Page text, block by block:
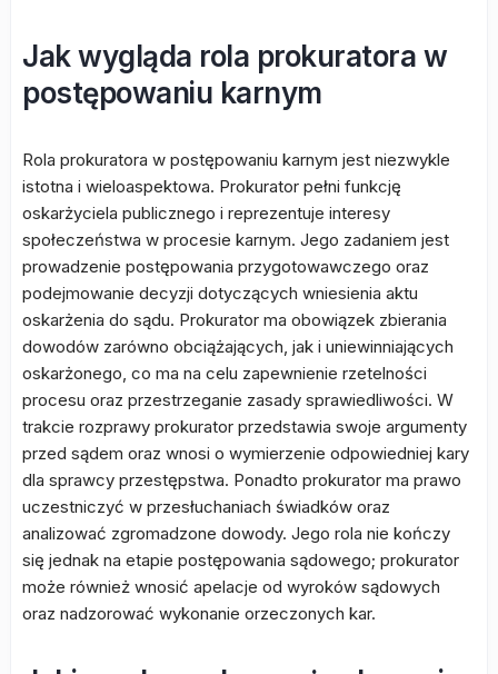
Jak wygląda rola prokuratora w
postępowaniu karnym
Rola prokuratora w postępowaniu karnym jest niezwykle
istotna i wieloaspektowa. Prokurator pełni funkcję
oskarżyciela publicznego i reprezentuje interesy
społeczeństwa w procesie karnym. Jego zadaniem jest
prowadzenie postępowania przygotowawczego oraz
podejmowanie decyzji dotyczących wniesienia aktu
oskarżenia do sądu. Prokurator ma obowiązek zbierania
dowodów zarówno obciążających, jak i uniewinniających
oskarżonego, co ma na celu zapewnienie rzetelności
procesu oraz przestrzeganie zasady sprawiedliwości. W
trakcie rozprawy prokurator przedstawia swoje argumenty
przed sądem oraz wnosi o wymierzenie odpowiedniej kary
dla sprawcy przestępstwa. Ponadto prokurator ma prawo
uczestniczyć w przesłuchaniach świadków oraz
analizować zgromadzone dowody. Jego rola nie kończy
się jednak na etapie postępowania sądowego; prokurator
może również wnosić apelacje od wyroków sądowych
oraz nadzorować wykonanie orzeczonych kar.